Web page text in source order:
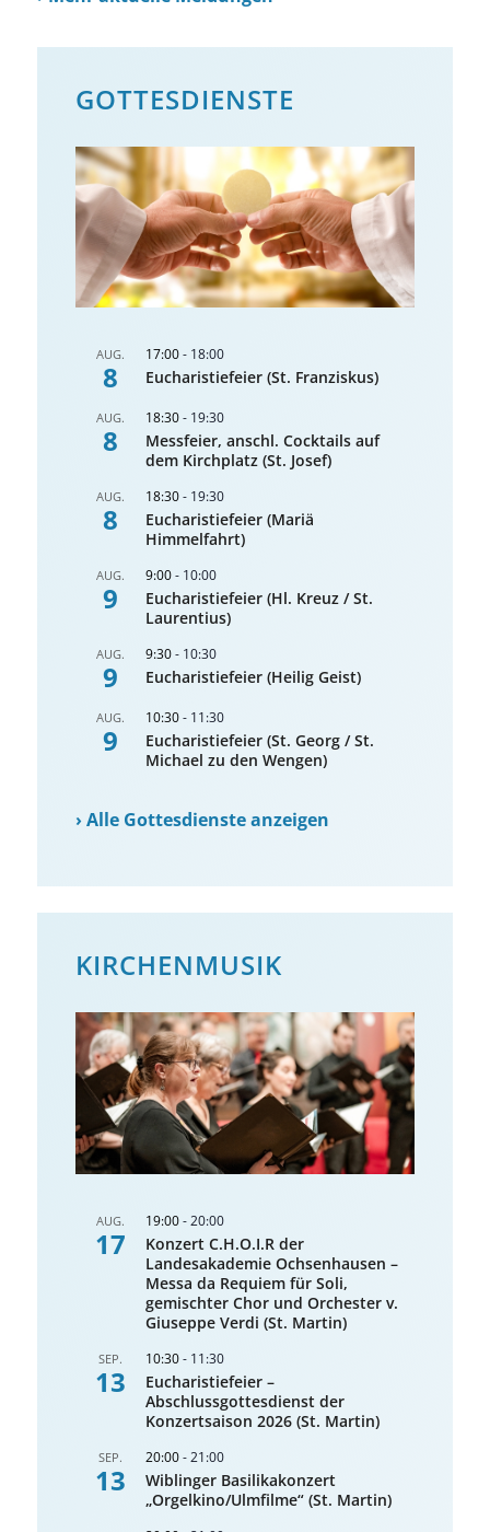
GOTTES­DIENSTE
AUG.
8
17:00- 18:00
Eucharistiefeier (St. Franziskus)
AUG.
8
18:30- 19:30
Messfeier, anschl. Cocktails auf
dem Kirchplatz (St. Josef)
AUG.
8
18:30- 19:30
Eucharistiefeier (Mariä
Himmelfahrt)
AUG.
9
9:00- 10:00
Eucharistiefeier (Hl. Kreuz / St.
Laurentius)
AUG.
9
9:30- 10:30
Eucharistiefeier (Heilig Geist)
AUG.
9
10:30- 11:30
Eucharistiefeier (St. Georg / St.
Michael zu den Wengen)
›Alle Gottesdienste anzeigen
KIRCHENMUSIK
AUG.
17
19:00-20:00
Konzert C.H.O.I.R der
Landesakademie Ochsenhausen –
Messa da Requiem für Soli,
gemischter Chor und Orchester v.
Giuseppe Verdi (St. Martin)
SEP.
13
10:30- 11:30
Eucharistiefeier –
Abschlussgottesdienst der
Konzertsaison 2026 (St. Martin)
SEP.
13
20:00-21:00
Wiblinger Basilikakonzert
„Orgelkino/Ulmfilme“ (St. Martin)